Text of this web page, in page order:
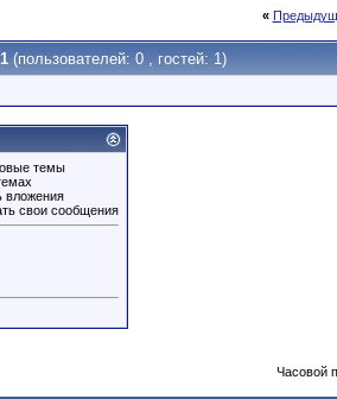
«
(пользователей: 0 , гостей: 1)
темы
вложения
свои сообщения
Часовой